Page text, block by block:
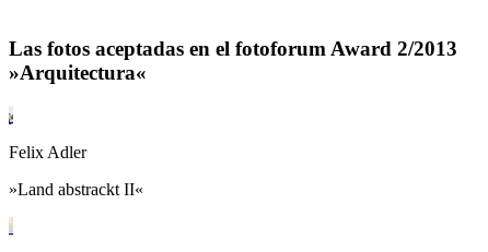
Las fotos aceptadas en el fotoforum Award 2/2013
»Arquitectura«
Felix Adler
»Land abstrackt II«